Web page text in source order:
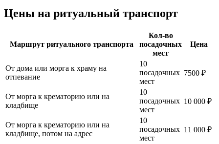
Цены на ритуальный транспорт
Маршрут ритуального транспорта
Кол-во
посадочных
мест
Цена
От дома или морга к храму на
отпевание
10
посадочных
мест
7500 ₽
От морга к крематорию или на
кладбище
10
посадочных
мест
10 000 ₽
От морга к крематорию или на
кладбище, потом на адрес
10
посадочных
мест
11 000 ₽